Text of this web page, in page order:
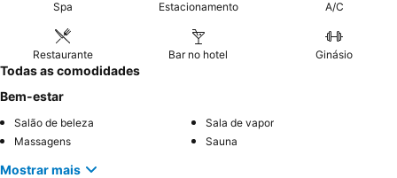
experiência mais tranquila, os hóspedes podem considerar
solicitar um quarto virado para o jardim.
Spa Estacionamento A/C
Restaurante Bar no hotel Ginásio
Todas as comodidades
Bem-estar
Salão de beleza
Sala de vapor
Massagens
Sauna
Mostrar mais